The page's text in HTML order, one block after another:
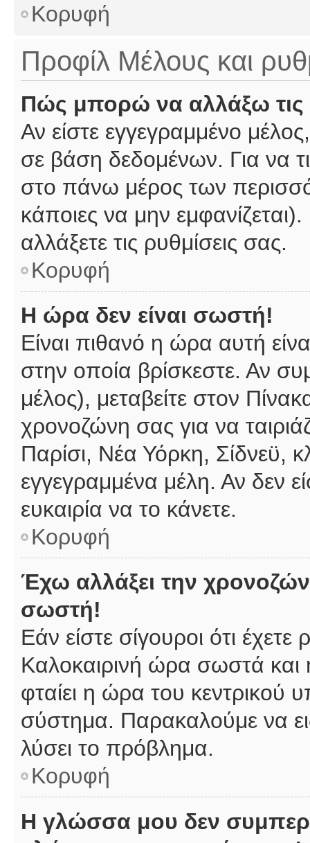
Κορυφή
Προφίλ Μέλους και
Πώς μπορώ να αλλάξω τις
Αν είστε εγγεγραμμένο
σε βάση δεδομένων. Για να
στο πάνω μέρος των
κάποιες να μην
αλλάξετε τις ρυθμίσεις σας.
Κορυφή
Η ώρα δεν είναι σωστή!
Είναι πιθανό η ώρα αυτή
στην οποία βρίσκεστε. Αν
μέλος), μεταβείτε στον
χρονοζώνη σας για να
Παρίσι, Νέα Υόρκη, Σίδνεϋ,
εγγεγραμμένα μέλη. Αν δεν
ευκαιρία να το κάνετε.
Κορυφή
Έχω αλλάξει την
σωστή!
Εάν είστε σίγουροι ότι
Καλοκαιρινή ώρα σωστά και
φταίει η ώρα του κεντρικού
σύστημα. Παρακαλούμε να
λύσει το πρόβλημα.
Κορυφή
Η γλώσσα μου δεν